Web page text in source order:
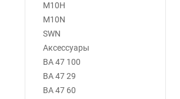
M10H
M10N
SWN
Аксессуары
ВА 47 100
ВА 47 29
ВА 47 60